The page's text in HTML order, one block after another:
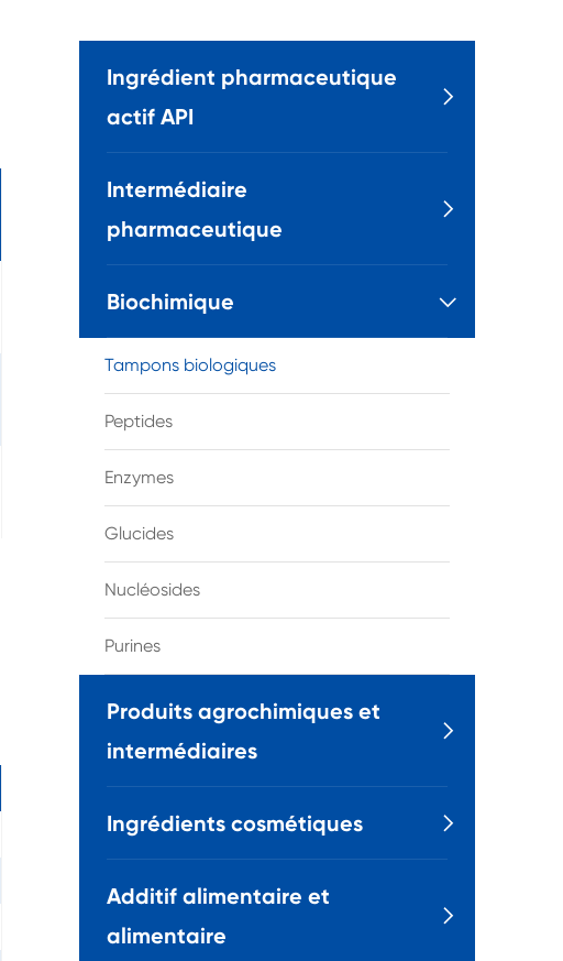
Ingrédient pharmaceutique
actif API

Intermédiaire
pharmaceutique

Biochimique 
Tampons biologiques
Peptides
Enzymes
Glucides
Nucléosides
Purines
Produits agrochimiques et
intermédiaires

Ingrédients cosmétiques 
Additif alimentaire et
alimentaire
